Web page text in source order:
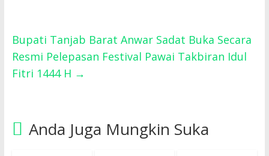
Bupati Tanjab Barat Anwar Sadat Buka Secara
Resmi Pelepasan Festival Pawai Takbiran Idul
Fitri 1444 H →
Anda Juga Mungkin Suka